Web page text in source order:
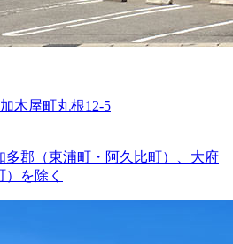
木屋町丸根12-5
多郡（東浦町・阿久比町）、大府
を除く